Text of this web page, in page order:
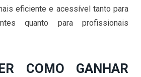
eficiente e acessível tanto para
quanto para profissionais
COMO GANHAR